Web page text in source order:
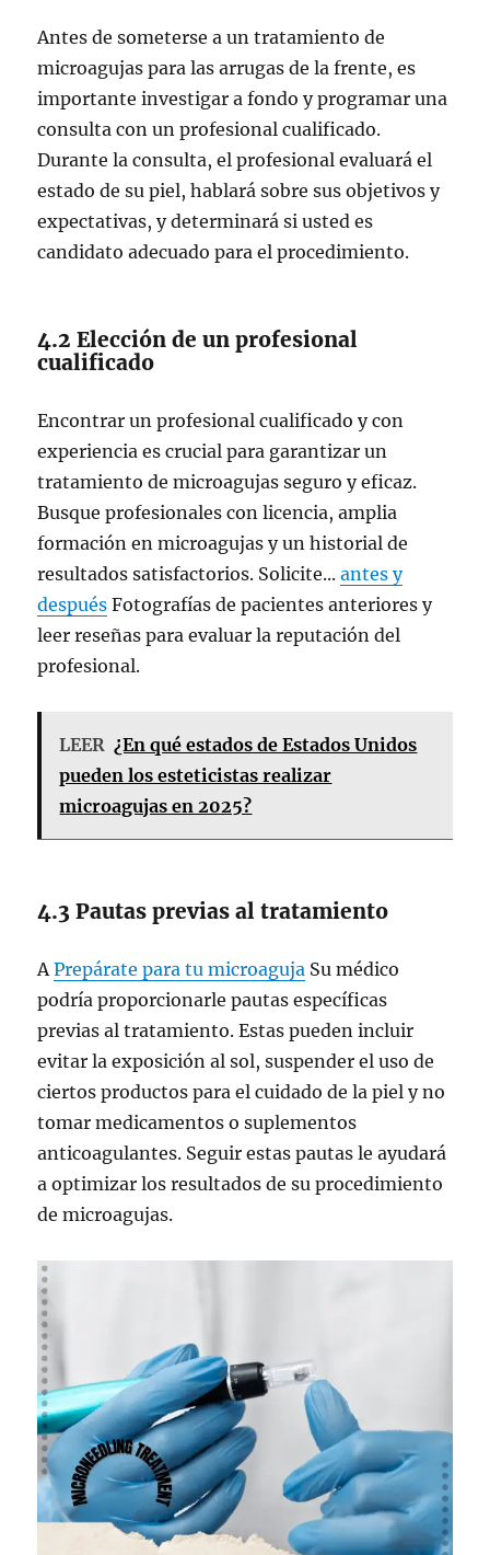
Antes de someterse a un tratamiento de
microagujas para las arrugas de la frente, es
importante investigar a fondo y programar una
consulta con un profesional cualificado.
Durante la consulta, el profesional evaluará el
estado de su piel, hablará sobre sus objetivos y
expectativas, y determinará si usted es
candidato adecuado para el procedimiento.
4.2 Elección de un profesional
cualificado
Encontrar un profesional cualificado y con
experiencia es crucial para garantizar un
tratamiento de microagujas seguro y eficaz.
Busque profesionales con licencia, amplia
formación en microagujas y un historial de
resultados satisfactorios. Solicite...antes y
después Fotografías de pacientes anteriores y
leer reseñas para evaluar la reputación del
profesional.
LEER ¿En qué estados de Estados Unidos
pueden los esteticistas realizar
microagujas en 2025?
4.3 Pautas previas al tratamiento
APrepárate para tu microaguja Su médico
podría proporcionarle pautas específicas
previas al tratamiento. Estas pueden incluir
evitar la exposición al sol, suspender el uso de
ciertos productos para el cuidado de la piel y no
tomar medicamentos o suplementos
anticoagulantes. Seguir estas pautas le ayudará
a optimizar los resultados de su procedimiento
de microagujas.